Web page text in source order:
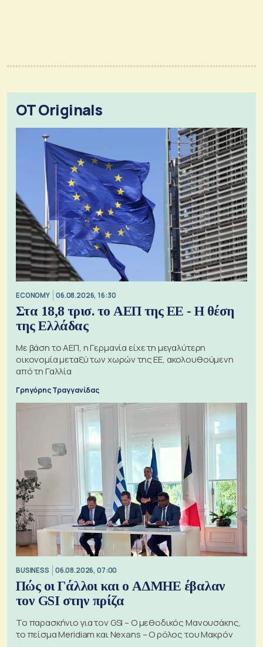
OT Originals
ECONOMY 06.08.2026, 16:30
Στα 18,8 τρισ. το ΑΕΠ της ΕΕ - Η θέση
της Ελλάδας
Με βάση το ΑΕΠ, η Γερμανία είχε τη μεγαλύτερη
οικονομία μεταξύ των χωρών της ΕΕ, ακολουθούμενη
από τη Γαλλία
Γρηγόρης Τραγγανίδας
BUSINESS 06.08.2026, 07:00
Πώς οι Γάλλοι και ο ΑΔΜΗΕ έβαλαν
τον GSI στην πρίζα
Το παρασκήνιο για τον GSI – Ο μεθοδικός Μανουσάκης,
το πείσμα Meridiam και Nexans – Ο ρόλος του Μακρόν